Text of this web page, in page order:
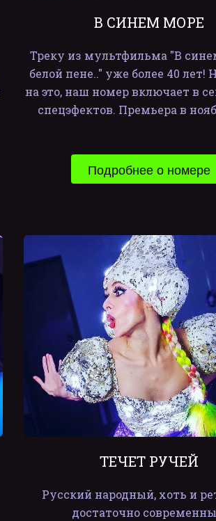
В СИНЕМ МОРЕ
Треку из мультфильма "В
белой пене.." уже более 40 лет!
на это, наш номер включает в
спецэфектов. Премьера в
Подробнее о номере
ТЕЧЕТ РУЧЕЙ
Русский народный, хоть и
достаточно